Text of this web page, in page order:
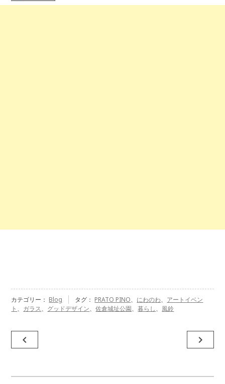
カテゴリー： Blog タグ： PRATO PINO、 にわのわ、 アートイベン
ト 、 ガラス、 グッドデザイン、佐倉城址公園、暮らし、 風鈴
投
稿
navigate_before navigate_next